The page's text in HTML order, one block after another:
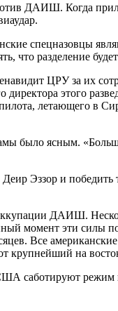
ДАИШ. Когда
спецназовцы
что разделение
ЦРУ за их
этого
летающего в
было ясным.
Эззор и
ДАИШ.
момент эти силы
Все
крупнейший на
саботируют